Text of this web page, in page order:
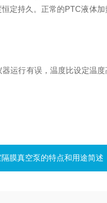
定持久。正常的PTC液体
运行有误，温度比设定温度
隔膜真空泵的特点和用途简述